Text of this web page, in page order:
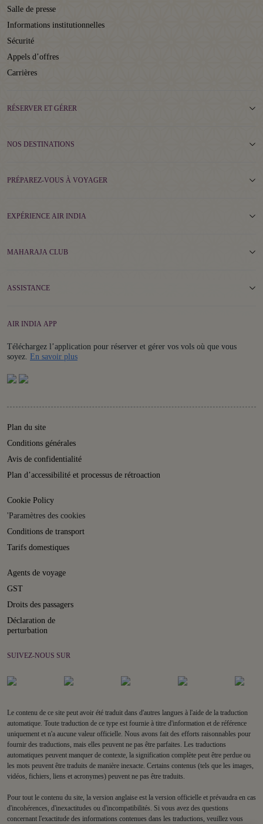
Salle de presse
Informations institutionnelles
Sécurité
Appels d’offres
Carrières
RÉSERVER ET GÉRER
NOS DESTINATIONS
PRÉPAREZ-VOUS À VOYAGER
EXPÉRIENCE AIR INDIA
MAHARAJA CLUB
ASSISTANCE
AIR INDIA APP
Téléchargez l’application pour réserver et gérer vos vols où que vous
soyez. En savoir plusDetails
Plan du site
Conditions générales
Avis de confidentialité
Plan d’accessibilité et processus de rétroaction
Cookie Policy
'Paramètres des cookies
Conditions de transport
Tarifs domestiques
Agents de voyage
GST
Droits des passagers
Déclaration de
perturbation
SUIVEZ-NOUS SUR
Le contenu de ce site peut avoir été traduit dans d'autres langues à l'aide de la traduction
automatique. Toute traduction de ce type est fournie à titre d'information et de référence
uniquement et n'a aucune valeur officielle. Nous avons fait des efforts raisonnables pour
fournir des traductions, mais elles peuvent ne pas être parfaites. Les traductions
automatiques peuvent manquer de contexte, la signification complète peut être perdue ou
les mots peuvent être traduits de manière inexacte. Certains contenus (tels que les images,
vidéos, fichiers, liens et acronymes) peuvent ne pas être traduits.
Pour tout le contenu du site, la version anglaise est la version officielle et prévaudra en cas
d'incohérences, d'inexactitudes ou d'incompatibilités. Si vous avez des questions
concernant l'exactitude des informations contenues dans les traductions, veuillez vous